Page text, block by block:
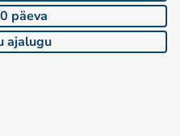
päeva
ajalugu